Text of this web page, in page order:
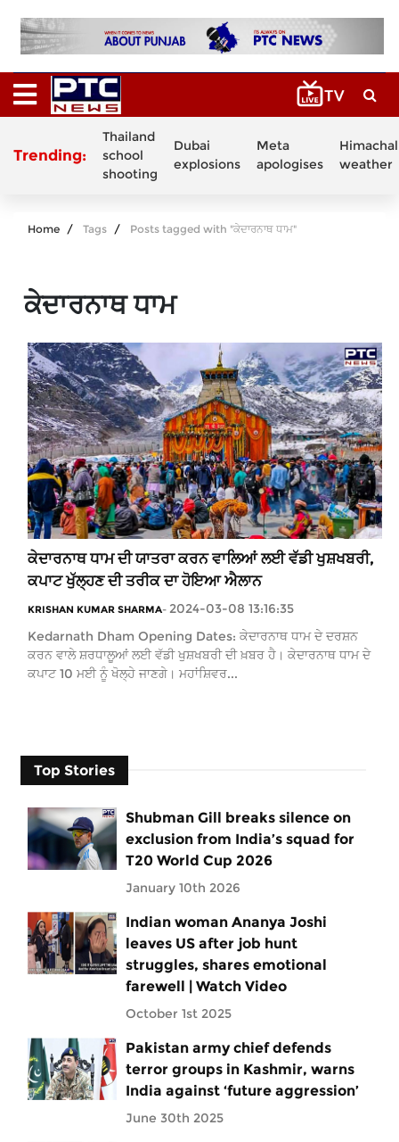
Trending:
Thailand
school
shooting
Dubai
explosions
Meta
apologises
Himachal
weather
Home Tags Posts tagged with "ਕੇਦਾਰਨਾਥ ਧਾਮ"
ਕੇਦਾਰਨਾਥ ਧਾਮ
ਕੇਦਾਰਨਾਥ ਧਾਮ ਦੀ ਯਾਤਰਾ ਕਰਨ ਵਾਲਿਆਂ ਲਈ ਵੱਡੀ ਖੁਸ਼ਖਬਰੀ,
ਕਪਾਟ ਖੁੱਲ੍ਹਣ ਦੀ ਤਰੀਕ ਦਾ ਹੋਇਆ ਐਲਾਨ
KRISHAN KUMAR SHARMA- 2024-03-08 13:16:35
Kedarnath Dham Opening Dates: ਕੇਦਾਰਨਾਥ ਧਾਮ ਦੇ ਦਰਸ਼ਨ
ਕਰਨ ਵਾਲੇ ਸ਼ਰਧਾਲੂਆਂ ਲਈ ਵੱਡੀ ਖੁਸ਼ਖਬਰੀ ਦੀ ਖ਼ਬਰ ਹੈ। ਕੇਦਾਰਨਾਥ ਧਾਮ ਦੇ
ਕਪਾਟ 10 ਮਈ ਨੂੰ ਖੋਲ੍ਹੇ ਜਾਣਗੇ। ਮਹਾਂਸ਼ਿਵਰ...
Top Stories
Shubman Gill breaks silence on
exclusion from India’s squad for
T20 World Cup 2026
January 10th 2026
Indian woman Ananya Joshi
leaves US after job hunt
struggles, shares emotional
farewell | Watch Video
October 1st 2025
Pakistan army chief defends
terror groups in Kashmir, warns
India against ‘future aggression’
June 30th 2025